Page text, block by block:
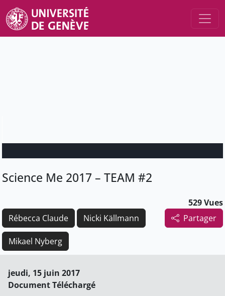
Science Me 2017 – TEAM #2
529 Vues
Partager
Rébecca Claude Nicki Källmann
Mikael Nyberg
jeudi, 15 juin 2017
Document Téléchargé